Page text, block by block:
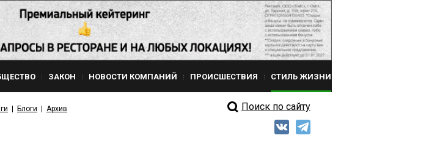
ЗАКОН НОВОСТИ КОМПАНИЙ ПРОИСШЕСТВИЯ СТИЛЬ ЖИЗНИ
Блоги Архив Поиск по сайту